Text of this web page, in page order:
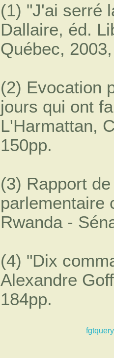
(1)
J'ai serré
Dallaire, éd.
Québec,
(2) Evocation
jours qui ont
L'Harmattan,
150pp.
(3) Rapport
parlementaire
Rwanda -
(4)
Dix
Alexandre
184pp.